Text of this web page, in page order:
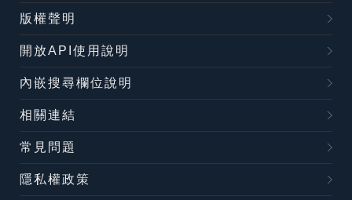
版權聲明
開放API使用說明
內嵌搜尋欄位說明
相關連結
常見問題
隱私權政策